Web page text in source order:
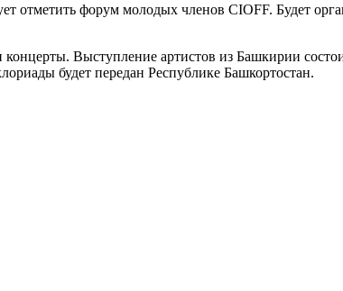
отметить форум молодых членов СIOFF. Будет
Выступление артистов из Башкирии
будет передан Республике Башкортостан.